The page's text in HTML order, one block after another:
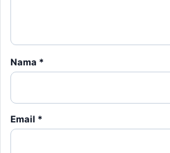
Nama *
Email *